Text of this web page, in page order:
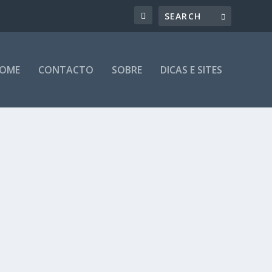
CONTACTO SOBRE DICAS E SITES